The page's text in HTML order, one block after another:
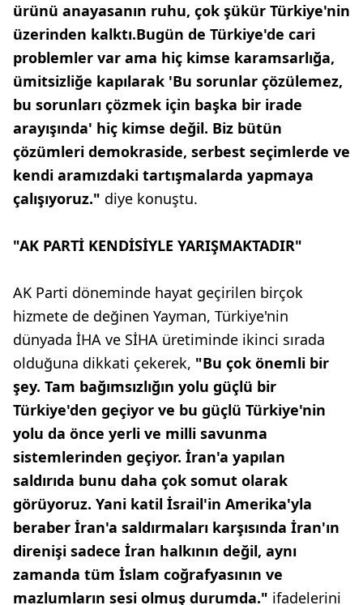
ürünü anayasanın ruhu, çok şükür Türkiye'nin
üzerinden kalktı.Bugün de Türkiye'de cari
problemler var ama hiç kimse karamsarlığa,
ümitsizliğe kapılarak 'Bu sorunlar çözülemez,
bu sorunları çözmek için başka bir irade
arayışında' hiç kimse değil. Biz bütün
çözümleri demokraside, serbest seçimlerde ve
kendi aramızdaki tartışmalarda yapmaya
çalışıyoruz." diye konuştu.
"AK PARTİ KENDİSİYLE YARIŞMAKTADIR"
AK Parti döneminde hayat geçirilen birçok
hizmete de değinen Yayman, Türkiye'nin
dünyada İHA ve SİHA üretiminde ikinci sırada
olduğuna dikkati çekerek, "Bu çok önemli bir
şey. Tam bağımsızlığın yolu güçlü bir
Türkiye'den geçiyor ve bu güçlü Türkiye'nin
yolu da önce yerli ve milli savunma
sistemlerinden geçiyor. İran'a yapılan
saldırıda bunu daha çok somut olarak
görüyoruz. Yani katil İsrail'in Amerika'yla
beraber İran'a saldırmaları karşısında İran'ın
direnişi sadece İran halkının değil, aynı
zamanda tüm İslam coğrafyasının ve
mazlumların sesi olmuş durumda." ifadelerini